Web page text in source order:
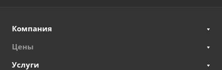
Компания
Цены
Услуги